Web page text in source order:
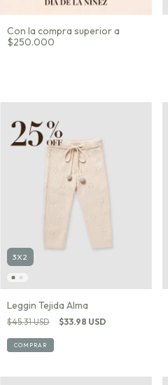
Con la compra superior a
$250.000
3X2
Leggin Tejida Alma
$45.31 USD $33.98 USD
COMPRAR